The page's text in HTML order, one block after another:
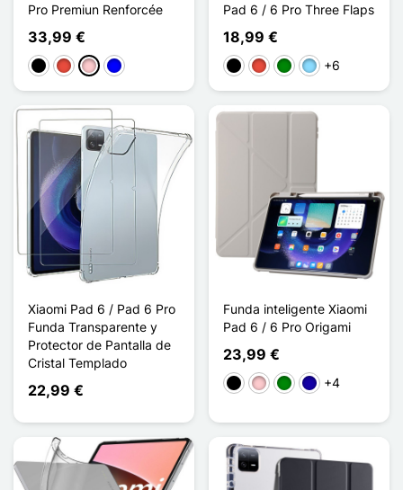
Pro Premiun Renforcée
33,99 €
NegroRojoRosaAzul
Pad 6 / 6 Pro Three Flaps
18,99 €
NegroRojoVerdeAzul claro
+6
Xiaomi Pad 6 / Pad 6 Pro
Funda Transparente y
Protector de Pantalla de
Cristal Templado
22,99 €
Funda inteligente Xiaomi
Pad 6 / 6 Pro Origami
23,99 €
NegroRosaVerdeAzul oscuro
+4